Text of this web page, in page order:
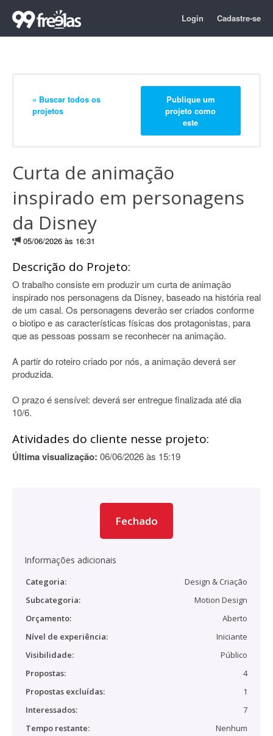
Login Cadastre-se
« Buscar todos os
projetos
Publique um
projeto como
este
Curta de animação
inspirado em personagens
da Disney
05/06/2026 às 16:31
Descrição do Projeto:
O trabalho consiste em produzir um curta de animação
inspirado nos personagens da Disney, baseado na história real
de um casal. Os personagens deverão ser criados conforme
o biotipo e as características físicas dos protagonistas, para
que as pessoas possam se reconhecer na animação.
A partir do roteiro criado por nós, a animação deverá ser
produzida.
O prazo é sensível: deverá ser entregue finalizada até dia
10/6.
Atividades do cliente nesse projeto:
Última visualização: 06/06/2026 às 15:19
Fechado
Informações adicionais
Categoria:
Design & Criação
Subcategoria:
Motion Design
Orçamento:
Aberto
Nível de experiência:
Iniciante
Visibilidade:
Público
Propostas:
4
Propostas excluídas:
1
Interessados:
7
Tempo restante:
Nenhum